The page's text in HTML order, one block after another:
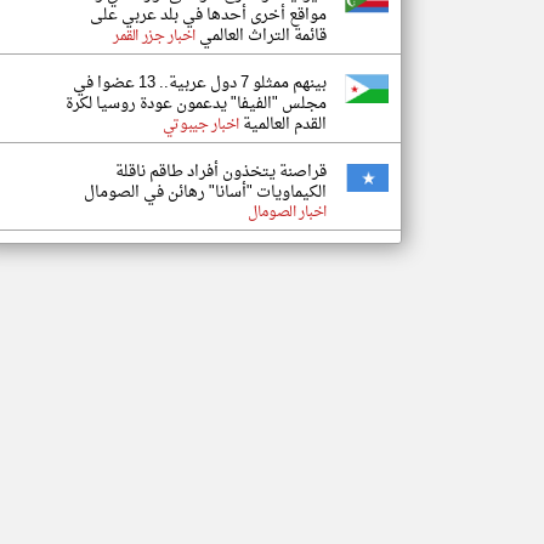
مواقع أخرى أحدها في بلد عربي على
قائمة التراث العالمياخبار جزر القمر
بينهم ممثلو 7 دول عربية.. 13 عضوا في
مجلس "الفيفا" يدعمون عودة روسيا لكرة
القدم العالميةاخبار جيبوتي
قراصنة يتخذون أفراد طاقم ناقلة
الكيماويات "أسانا" رهائن في الصومال
اخبار الصومال